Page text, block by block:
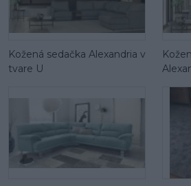
Kožená sedačka Alexandria v
tvare U